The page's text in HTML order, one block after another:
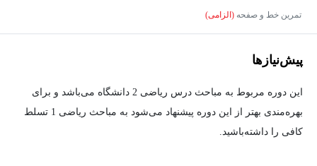
تمرین خط و صفحه (الزامی)
پیش‌نیاز‌ها
این دوره مربوط به مباحث درس ریاضی 2 دانشگاه می‌باشد و برای
بهره‌مندی بهتر از این دوره پیشنهاد می‌شود به مباحث ریاضی 1 تسلط
کافی را داشته‌باشید.